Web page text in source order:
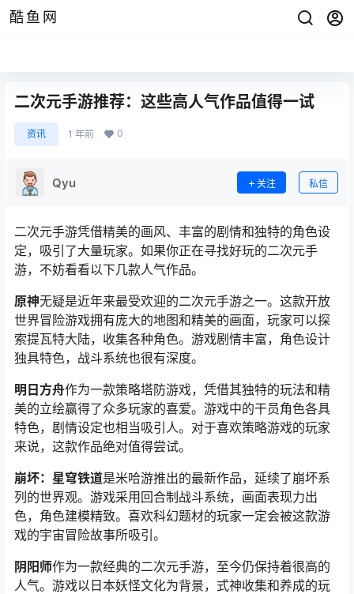
酷鱼网
二次元手游推荐：这些高人气作品值得一试
资讯 1 年前 0
Qyu 关注 私信
二次元手游凭借精美的画风、丰富的剧情和独特的角色设
定，吸引了大量玩家。如果你正在寻找好玩的二次元手
游，不妨看看以下几款人气作品。
原神无疑是近年来最受欢迎的二次元手游之一。这款开放
世界冒险游戏拥有庞大的地图和精美的画面，玩家可以探
索提瓦特大陆，收集各种角色。游戏剧情丰富，角色设计
独具特色，战斗系统也很有深度。
明日方舟作为一款策略塔防游戏，凭借其独特的玩法和精
美的立绘赢得了众多玩家的喜爱。游戏中的干员角色各具
特色，剧情设定也相当吸引人。对于喜欢策略游戏的玩家
来说，这款作品绝对值得尝试。
崩坏：星穹铁道是米哈游推出的最新作品，延续了崩坏系
列的世界观。游戏采用回合制战斗系统，画面表现力出
色，角色建模精致。喜欢科幻题材的玩家一定会被这款游
戏的宇宙冒险故事所吸引。
阴阳师作为一款经典的二次元手游，至今仍保持着很高的
人气。游戏以日本妖怪文化为背景，式神收集和养成的玩